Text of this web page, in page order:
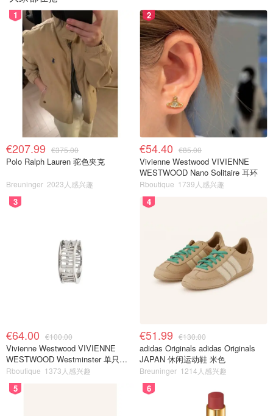
1
€207.99 €375.00
Polo Ralph Lauren 驼色夹克
Breuninger 2023人感兴趣
2
€54.40 €85.00
Vivienne Westwood VIVIENNE
WESTWOOD Nano Solitaire 耳环
Rboutique 1739人感兴趣
3
€64.00 €100.00
Vivienne Westwood VIVIENNE
WESTWOOD Westminster 单只耳
环
Rboutique 1373人感兴趣
4
€51.99 €130.00
adidas Originals adidas Originals
JAPAN 休闲运动鞋 米色
Breuninger 1214人感兴趣
5 6